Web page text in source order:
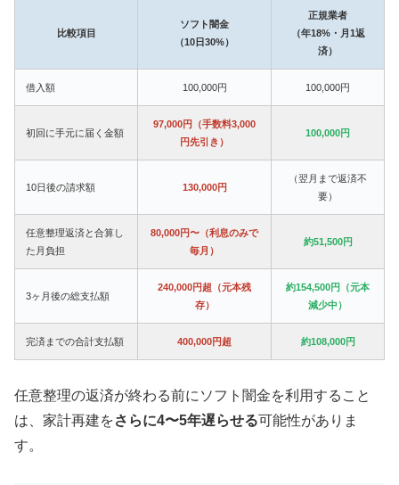
比較項目
ソフト闇金
（10日30%）
正規業者
（年18%・月1返
済）
借入額 100,000円 100,000円
初回に手元に届く金額
97,000円（手数料3,000
円先引き）
100,000円
10日後の請求額 130,000円
（翌月まで返済不
要）
任意整理返済と合算し
た月負担
80,000円〜（利息のみで
毎月）
約51,500円
3ヶ月後の総支払額
240,000円超（元本残
存）
約154,500円（元本
減少中）
完済までの合計支払額 400,000円超 約108,000円
任意整理の返済が終わる前にソフト闇金を利用すること
は、家計再建をさらに4〜5年遅らせる可能性がありま
す。